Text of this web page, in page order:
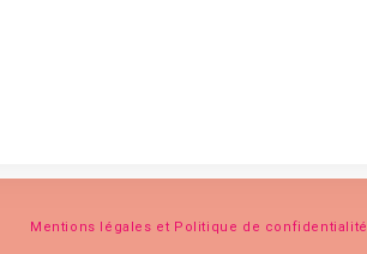
Mentions légales et Politique de confidentialité